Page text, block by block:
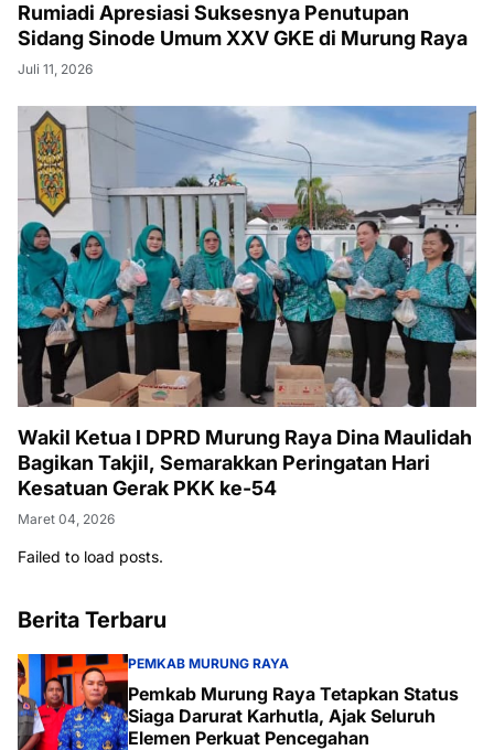
Rumiadi Apresiasi Suksesnya Penutupan
Sidang Sinode Umum XXV GKE di Murung Raya
Juli 11, 2026
Wakil Ketua I DPRD Murung Raya Dina Maulidah
Bagikan Takjil, Semarakkan Peringatan Hari
Kesatuan Gerak PKK ke-54
Maret 04, 2026
Failed to load posts.
Berita Terbaru
PEMKAB MURUNG RAYA
Pemkab Murung Raya Tetapkan Status
Siaga Darurat Karhutla, Ajak Seluruh
Elemen Perkuat Pencegahan